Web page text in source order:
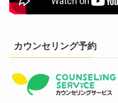
カウンセリング予約